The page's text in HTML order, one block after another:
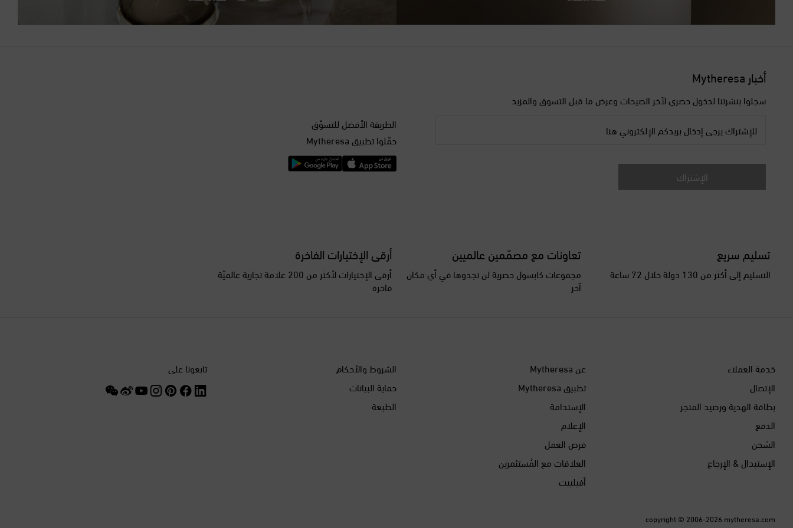
أخبار Mytheresa
سجلوا بنشرتنا لدخول حصري لآخر الصيحات وعرض ما قبل التسوق والمزيد
للإشتراك يرجى إدخال بريدكم الإلكتروني هنا
الإشتراك
الطريقة الأفضل للتسوّق
حمّلوا تطبيق Mytheresa
تسليم سريع
التسليم إلى أكثر من 130 دولة خلال 72 ساعة
تعاونات مع مصمّمين عالميين
مجموعات كابسول حصرية لن تجدوها في أي مكان
آخر
أرقى الإختيارات الفاخرة
أرقى الإختيارات لأكثر من 200 علامة تجارية عالميّة
فاخرة
خدمة العملاء
الإتصال
بطاقة الهدية ورصيد المتجر
الدفع
الشحن
الإستبدال & الإرجاع
عن Mytheresa
تطبيق Mytheresa
الإستدامة
الإعلام
فرص العمل
العلاقات مع المُستثمرين
أفيلييت
الشروط والأحكام
حماية البيانات
الطبعة
تابعونا على
copyright © 2006-2026 mytheresa.com
إيطاليا
الدانمرك